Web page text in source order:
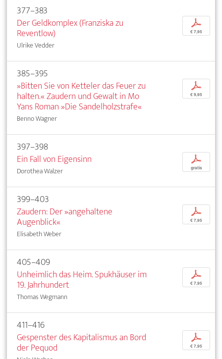
377–383
Der Geldkomplex (Franziska zu
Reventlow)
Ulrike Vedder
p
€ 7,95
385–395
»Bitten Sie von Ketteler das Feuer zu
halten.« Zaudern und Gewalt in Mo
Yans Roman »Die Sandelholzstrafe«
Benno Wagner
p
€ 9,95
397–398
Ein Fall von Eigensinn
Dorothea Walzer
p
gratis
399–403
Zaudern: Der »angehaltene
Augenblick«
Elisabeth Weber
p
€ 7,95
405–409
Unheimlich das Heim. Spukhäuser im
19. Jahrhundert
Thomas Wegmann
p
€ 7,95
411–416
Gespenster des Kapitalismus an Bord
der Pequod
p
€ 7,95